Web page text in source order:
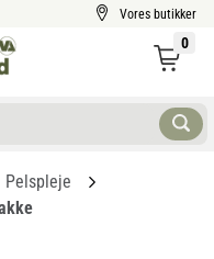
Vores butikker
0
Pelspleje